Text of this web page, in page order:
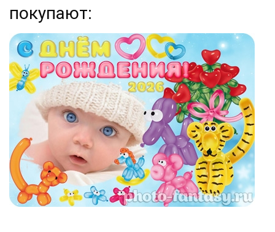
покупают: